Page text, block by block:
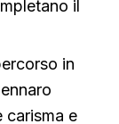
il
in
carisma e